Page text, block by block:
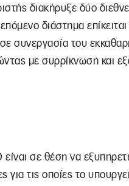
διακήρυξε δύο
διάστημα επίκειται
συνεργασία του
με συρρίκνωση και
σε θέση να
τις οποίες το